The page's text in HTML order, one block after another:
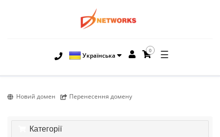
Українська
0 ☰
Новий домен Перенесення домену
Категорії